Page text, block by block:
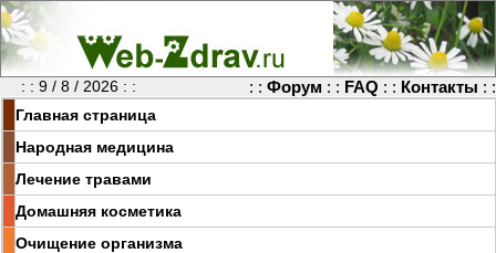
: : 9 / 8 / 2026 : : : : Форум : : FAQ : : Контакты : :
Главная страница
Народная медицина
Лечение травами
Домашняя косметика
Очищение организма